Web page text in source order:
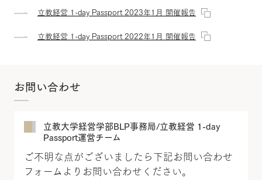
立教経営 1-day Passport 2023年1月 開催報告
立教経営 1-day Passport 2022年1月 開催報告
お問い合わせ
立教大学経営学部BLP事務局/立教経営 1-day
Passport運営チーム
ご不明な点がございましたら下記お問い合わせ
フォームよりお問い合わせください。